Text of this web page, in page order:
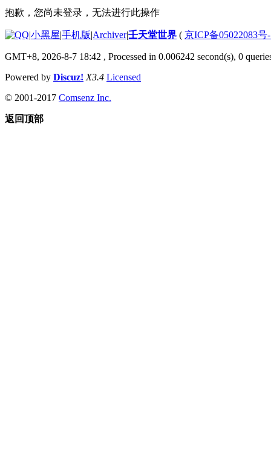
抱歉，您尚未登录，无法进行此操作
|小黑屋|手机版|Archiver|壬天堂世界 ( 京ICP备05022083号
GMT+8, 2026-8-7 18:42 , Processed in 0.006242 second(s), 0
Powered by Discuz! X3.4 Licensed
© 2001-2017 Comsenz Inc.
返回顶部